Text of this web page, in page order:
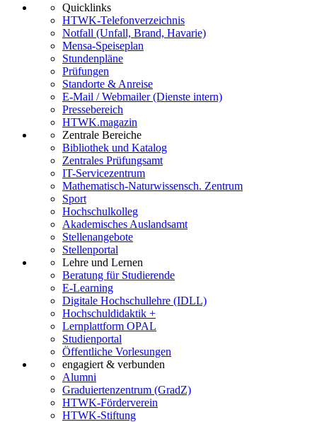
Quicklinks
HTWK-Telefonverzeichnis
Notfall (Unfall, Brand, Havarie)
Mensa-Speiseplan
Stundenpläne
Prüfungen
Standorte & Anreise
E-Mail / Webmailer (Dienste intern)
Pressebereich
HTWK.magazin
Zentrale Bereiche
Bibliothek und Katalog
Zentrales Prüfungsamt
IT-Servicezentrum
Mathematisch-Naturwissensch. Zentrum
Sport
Hochschulkolleg
Akademisches Auslandsamt
Stellenangebote
Stellenportal
Lehre und Lernen
Beratung für Studierende
E-Learning
Digitale Hochschullehre (IDLL)
Hochschuldidaktik +
Lernplattform OPAL
Studienportal
Öffentliche Vorlesungen
engagiert & verbunden
Alumni
Graduiertenzentrum (GradZ)
HTWK-Förderverein
HTWK-Stiftung